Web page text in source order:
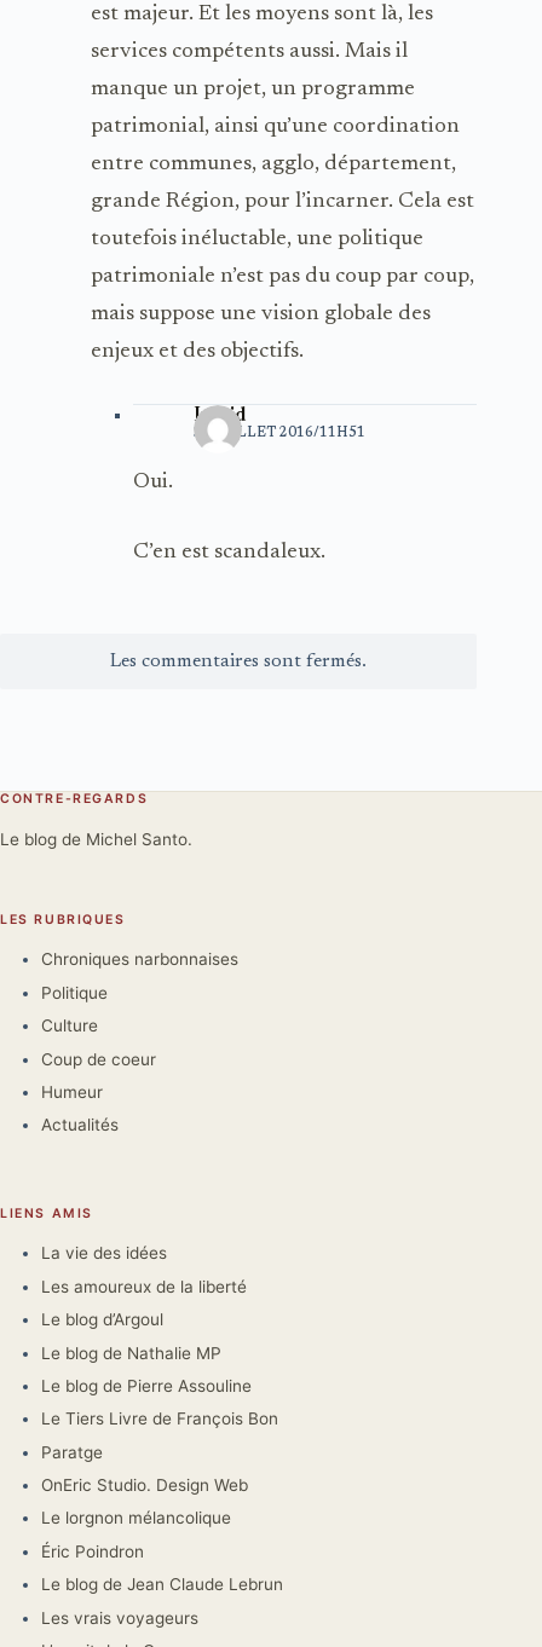
est majeur. Et les moyens sont là, les
services compétents aussi. Mais il
manque un projet, un programme
patrimonial, ainsi qu’une coordination
entre communes, agglo, département,
grande Région, pour l’incarner. Cela est
toutefois inéluctable, une politique
patrimoniale n’est pas du coup par coup,
mais suppose une vision globale des
enjeux et des objectifs.
Ingrid
31 JUILLET 2016/11H51
Oui.
C’en est scandaleux.
Les commentaires sont fermés.
CONTRE-REGARDS
Le blog de Michel Santo.
LES RUBRIQUES
Chroniques narbonnaises
Politique
Culture
Coup de coeur
Humeur
Actualités
LIENS AMIS
La vie des idées
Les amoureux de la liberté
Le blog d’Argoul
Le blog de Nathalie MP
Le blog de Pierre Assouline
Le Tiers Livre de François Bon
Paratge
OnEric Studio. Design Web
Le lorgnon mélancolique
Éric Poindron
Le blog de Jean Claude Lebrun
Les vrais voyageurs